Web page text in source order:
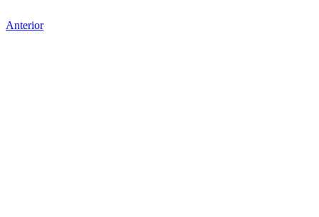
Anterior